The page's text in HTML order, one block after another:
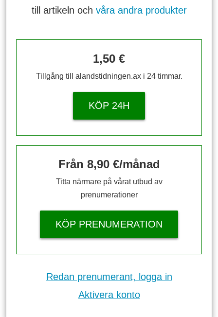
till artikeln och våra andra produkter
1,50 €
Tillgång till alandstidningen.ax i 24 timmar.
KÖP 24H
Från 8,90 €/månad
Titta närmare på vårat utbud av
prenumerationer
KÖP PRENUMERATION
Redan prenumerant, logga in
Aktivera konto